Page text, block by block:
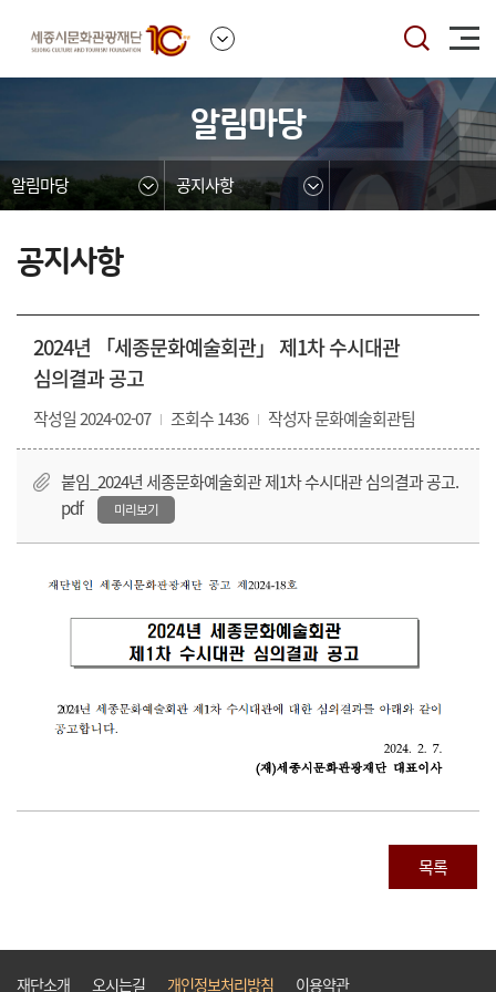
알림마당
알림마당 공지사항
공지사항
2024년 「세종문화예술회관」 제1차 수시대관
심의결과 공고
작성일 2024-02-07 조회수 1436 작성자 문화예술회관팀
붙임_2024년 세종문화예술회관 제1차 수시대관 심의결과 공고.
pdf
미리보기
목록
재단소개 오시는길 개인정보처리방침 이용약관